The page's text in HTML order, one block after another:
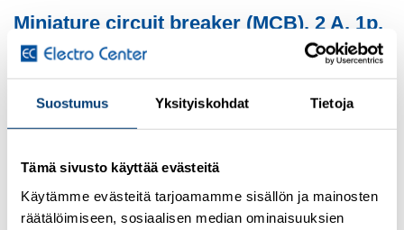
Suostumus Yksityiskohdat Tietoja
Tämä sivusto käyttää evästeitä
Käytämme evästeitä tarjoamamme sisällön ja mainosten
räätälöimiseen, sosiaalisen median ominaisuuksien
Miniature circuit breaker (MCB), 2 A, 1p,
characte
279122
verkkokauppaa